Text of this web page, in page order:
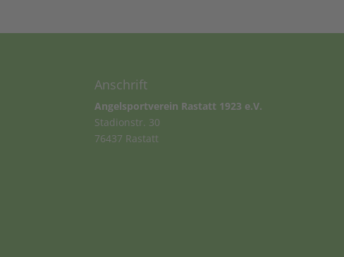
Anschrift
Angelsportverein Rastatt 1923 e.V.
Stadionstr. 30
76437 Rastatt